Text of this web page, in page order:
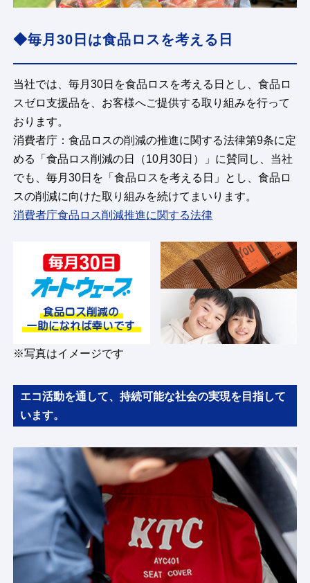
◆毎月30日は食品ロスを考える日
当社では、毎月30日を食品ロスを考える日とし、食品ロ
スゼロ支援品を、お客様へご提供する取り組みを行って
おります。
消費者庁：食品ロスの削減の推進に関する法律第9条に定
める「食品ロス削減の日（10月30日）」に賛同し、当社
でも、毎月30日を「食品ロスを考える日」とし、食品ロ
スの削減に向けた取り組みを続けてまいります。
消費者庁食品ロス削減推進に関する法律
※写真はイメージです
エコ活動を通して、持続可能な社会の実現を目指して
います。